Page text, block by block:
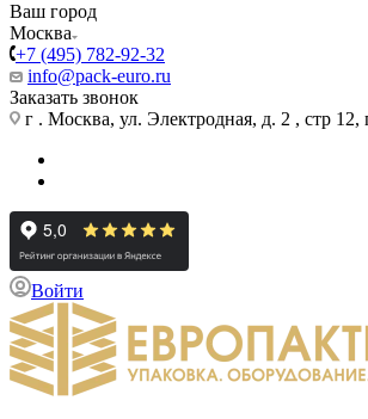
Ваш город
Москва
+7 (495) 782-92-32
info@pack-euro.ru
Заказать звонок
г . Москва, ул. Электродная, д. 2 , стр 12,
Войти